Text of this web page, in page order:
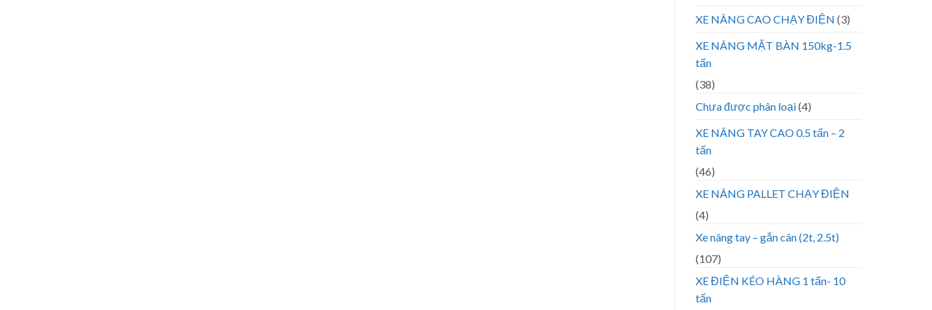
XE NÂNG CAO CHẠY ĐIỆN (3)
XE NÂNG MẶT BÀN 150kg-1.5
tấn
(38)
Chưa được phân loại(4)
XE NÂNG TAY CAO 0.5 tấn – 2
tấn
(46)
XE NÂNG PALLET CHẠY ĐIỆN
(4)
Xe nâng tay – gắn cân (2t, 2.5t)
(107)
XE ĐIỆN KÉO HÀNG 1 tấn- 10
tấn